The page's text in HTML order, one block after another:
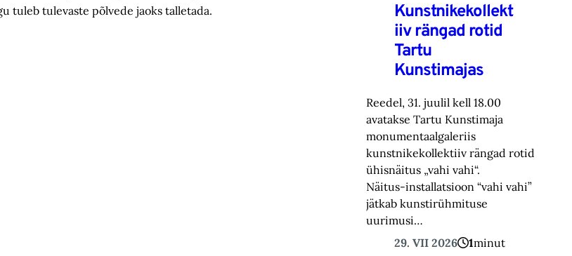
tuleb tulevaste põlvede jaoks talletada.
Kunstnikekollekt
iiv rängad rotid
Tartu
Kunstimajas
Reedel, 31. juulil kell 18.00
avatakse Tartu Kunstimaja
monumentaalgaleriis
kunstnikekollektiiv rängad rotid
ühisnäitus „vahi vahi“.
Näitus-installatsioon “vahi vahi”
jätkab kunstirühmituse
uurimusi…
29. VII 2026
1minut